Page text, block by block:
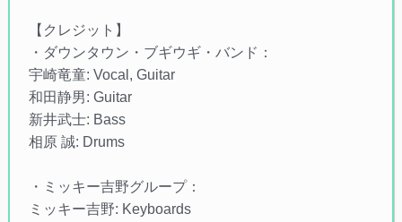
【クレジット】
・ダウンタウン・ブギウギ・バンド：
宇崎竜童: Vocal, Guitar
和田静男: Guitar
新井武士: Bass
相原 誠: Drums
・ミッキー吉野グループ：
ミッキー吉野: Keyboards